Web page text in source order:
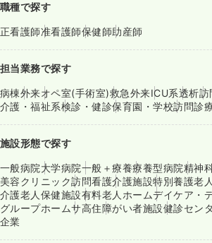
職種で探す
正看護師准看護師保健師助産師
担当業務で探す
病棟外来オペ室(手術室)救急外来ICU系透析訪
介護・福祉系検診・健診保育園・学校訪問診
施設形態で探す
一般病院大学病院一般＋療養療養型病院精神
美容クリニック訪問看護介護施設特別養護老
介護老人保健施設有料老人ホームデイケア・
グループホームサ高住障がい者施設健診セン
企業